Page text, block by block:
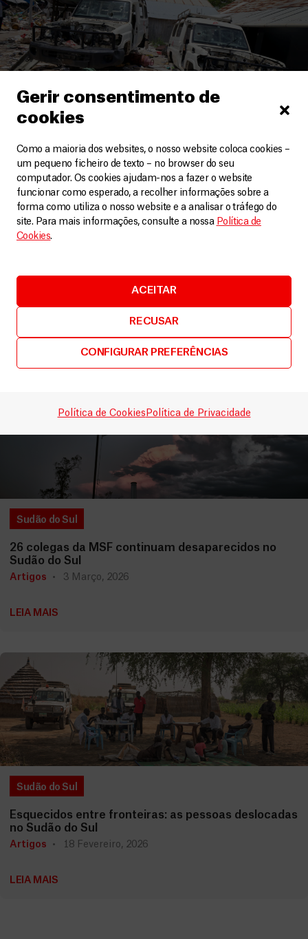
Gerir consentimento de
cookies
Como a maioria dos websites, o nosso website coloca cookies –
um pequeno ficheiro de texto – no browser do seu
computador. Os cookies ajudam-nos a fazer o website
funcionar como esperado, a recolher informações sobre a
forma como utiliza o nosso website e a analisar o tráfego do
site. Para mais informações, consulte a nossa Política de
Cookies.
ACEITAR
RECUSAR
CONFIGURAR PREFERÊNCIAS
Política de Cookies Política de Privacidade
Sudão do Sul
Sudão do Sul: MSF é forçada a fechar hospital de
Lankien após ataques
Artigos 8 Maio, 2026
Sudão do Sul
26 colegas da MSF continuam desaparecidos no
Sudão do Sul
Artigos 3 Março, 2026
LEIA MAIS
Sudão do Sul
Esquecidos entre fronteiras: as pessoas deslocadas
no Sudão do Sul
Artigos 18 Fevereiro, 2026
LEIA MAIS